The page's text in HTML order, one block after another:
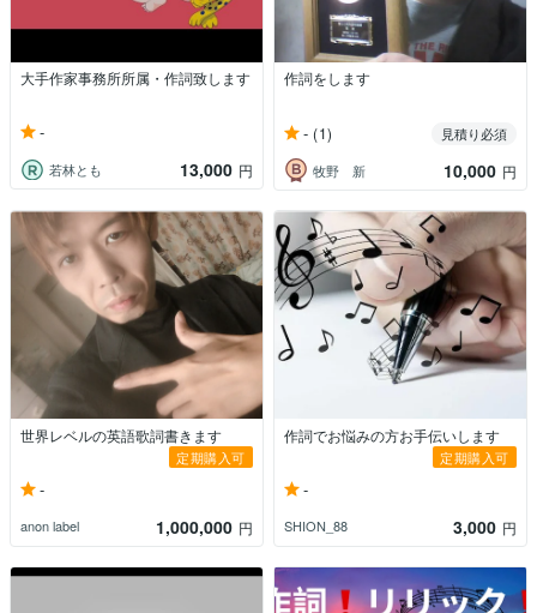
大手作家事務所所属・作詞致します
-
若林とも 13,000 円
作詞をします
- (1)
見積り必須
牧野 新
10,000 円
世界レベルの英語歌詞書きます
定期購入可
-
anon label 1,000,000 円
作詞でお悩みの方お手伝いします
定期購入可
-
SHION_88 3,000 円